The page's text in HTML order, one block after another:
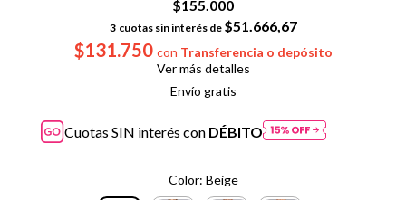
$155.000
$131.750 con Transferencia o depósito
Cuotas SIN interés con DÉBITO
3 cuotas sin interés de $51.666,67
Ver más detalles
Envío gratis
Color: Beige